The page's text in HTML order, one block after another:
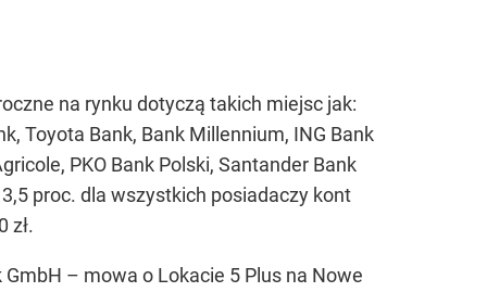
na rynku dotyczą takich miejsc jak:
Toyota Bank, Bank Millennium, ING Bank
PKO Bank Polski, Santander Bank
proc. dla wszystkich posiadaczy kont
zł.
– mowa o Lokacie 5 Plus na Nowe